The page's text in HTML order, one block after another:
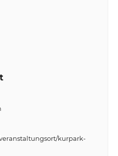
kurpark-